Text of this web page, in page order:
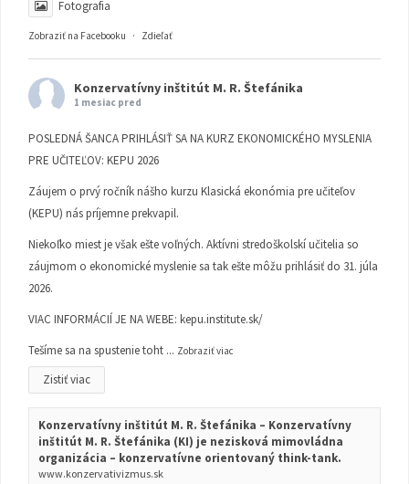
Fotografia
Zobraziť na Facebooku · Zdieľať
Konzervatívny inštitút M. R. Štefánika
1 mesiac pred
POSLEDNÁ ŠANCA PRIHLÁSIŤ SA NA KURZ EKONOMICKÉHO MYSLENIA
PRE UČITEĽOV: KEPU 2026
Záujem o prvý ročník nášho kurzu Klasická ekonómia pre učiteľov
(KEPU) nás príjemne prekvapil.
Niekoľko miest je však ešte voľných. Aktívni stredoškolskí učitelia so
záujmom o ekonomické myslenie sa tak ešte môžu prihlásiť do 31. júla
2026.
VIAC INFORMÁCIÍ JE NA WEBE: kepu.institute.sk/
Tešíme sa na spustenie toht ... Zobraziť viac
Zistiť viac
Konzervatívny inštitút M. R. Štefánika – Konzervatívny
inštitút M. R. Štefánika (KI) je nezisková mimovládna
organizácia – konzervatívne orientovaný think-tank.
www.konzervativizmus.sk